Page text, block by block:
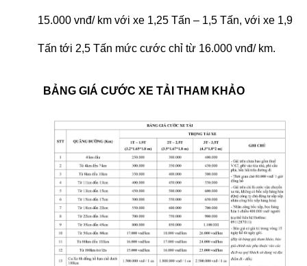
15.000 vnđ/ km với xe 1,25 Tấn – 1,5 Tấn, với xe 1,9
Tấn tới 2,5 Tấn mức cước chỉ từ 16.000 vnđ/ km.
BẢNG GIÁ CƯỚC XE TẢI THAM KHẢO